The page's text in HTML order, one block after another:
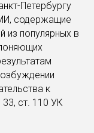
Петербургу
содержащие
из популярных в
к
ст. 110 УК